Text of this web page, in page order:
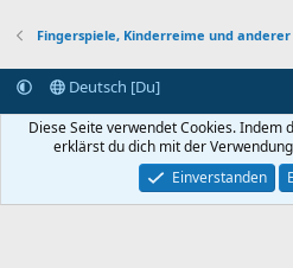
Fingerspiele, Kinderreime und anderer
Deutsch [Du]
Kontakt aufnehmen
Bedingungen
Startseite
R
S
Community platform by XenForo® © 2010-
Diese Seite verwendet Cookies. Indem
erklärst du dich mit der
Einverstanden